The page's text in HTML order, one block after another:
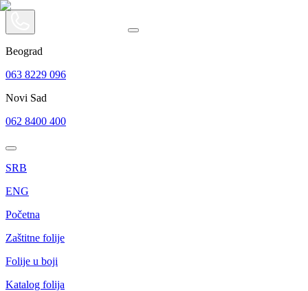
Beograd
063 8229 096
Novi Sad
062 8400 400
SRB
ENG
Početna
Zaštitne folije
Folije u boji
Katalog folija